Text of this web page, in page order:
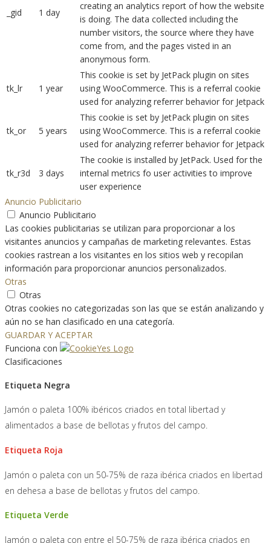
_gid 1 day
creating an analytics report of how the website
is doing. The data collected including the
number visitors, the source where they have
come from, and the pages visted in an
anonymous form.
tk_lr 1 year
This cookie is set by JetPack plugin on sites
using WooCommerce. This is a referral cookie
used for analyzing referrer behavior for Jetpack
tk_or 5 years
This cookie is set by JetPack plugin on sites
using WooCommerce. This is a referral cookie
used for analyzing referrer behavior for Jetpack
tk_r3d 3 days
The cookie is installed by JetPack. Used for the
internal metrics fo user activities to improve
user experience
Anuncio Publicitario
Anuncio Publicitario
Las cookies publicitarias se utilizan para proporcionar a los
visitantes anuncios y campañas de marketing relevantes. Estas
cookies rastrean a los visitantes en los sitios web y recopilan
información para proporcionar anuncios personalizados.
Otras
Otras
Otras cookies no categorizadas son las que se están analizando y
aún no se han clasificado en una categoría.
GUARDAR Y ACEPTAR
Funciona con
Clasificaciones
Etiqueta Negra
Jamón o paleta 100% ibéricos criados en total libertad y
alimentados a base de bellotas y frutos del campo.
Etiqueta Roja
Jamón o paleta con un 50-75% de raza ibérica criados en libertad
en dehesa a base de bellotas y frutos del campo.
Etiqueta Verde
Jamón o paleta con entre el 50-75% de raza ibérica criados en